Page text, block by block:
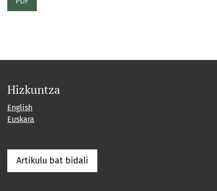
Hizkuntza
English
Euskara
Artikulu bat bidali